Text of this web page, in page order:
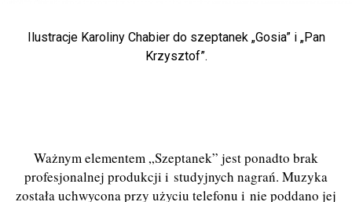
Ilustracje Karoliny Chabier do szeptanek „Gosia” i „Pan
Krzysztof”.
Ważnym elementem „Szeptanek” jest ponadto brak
profesjonalnej produkcji i studyjnych nagrań. Muzyka
została uchwycona przy użyciu telefonu i nie poddano jej